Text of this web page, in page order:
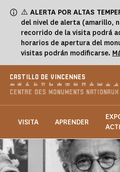
⚠️ ALERTA POR ALTAS
del nivel de alerta (amarillo,
recorrido de la visita podrá
horarios de apertura del
visitas podrán modificarse.
CASTILLO DE VINCENNES
VISITA APRENDER